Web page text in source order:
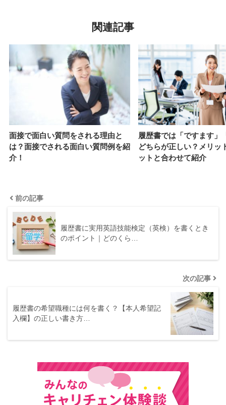
関連記事
面接で面白い質問をされる理由と
は？面接でされる面白い質問例を紹
介！
履歴書では「ですます」
どちらが正しい？メリッ
ットと合わせて紹介
前の記事
履歴書に実用英語技能検定（英検）を書くとき
のポイント｜どのくら…
次の記事
履歴書の希望職種には何を書く？【本人希望記
入欄】の正しい書き方…